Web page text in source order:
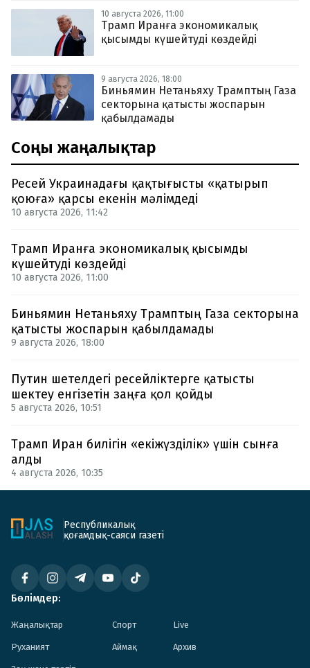
10 августа 2026, 11:00
Трамп Иранға экономикалық
қысымды күшейтуді көздейді
9 августа 2026, 18:00
Биньямин Нетаньяху Трамптың Газа
секторына қатысты жоспарын
қабылдамады
Соңғы жаңалықтар
Ресей Украинадағы қақтығысты «қатырып
қоюға» қарсы екенін мәлімдеді
10 августа 2026, 11:42
Трамп Иранға экономикалық қысымды
күшейтуді көздейді
10 августа 2026, 11:00
Биньямин Нетаньяху Трамптың Газа секторына
қатысты жоспарын қабылдамады
9 августа 2026, 18:00
Путин шетелдегі ресейліктерге қатысты
шектеу енгізетін заңға қол қойды
5 августа 2026, 10:51
Трамп Иран билігін «екіжүзділік» үшін сынға
алды
4 августа 2026, 10:35
Республикалық
қоғамдық-саяси газеті
Бөлімдер:
Жаңалықтар Спорт Live
Руханият Аймақ Архив